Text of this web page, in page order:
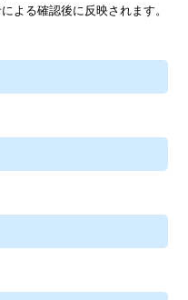
よる確認後に反映されます。